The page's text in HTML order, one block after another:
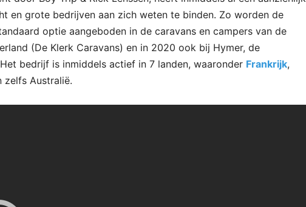
en grote bedrijven aan zich weten te binden. Zo worden de
optie aangeboden in de caravans en campers van de
(De Klerk Caravans) en in 2020 ook bij Hymer, de
bedrijf is inmiddels actief in 7 landen, waaronder Frankrijk,
zelfs Australië.